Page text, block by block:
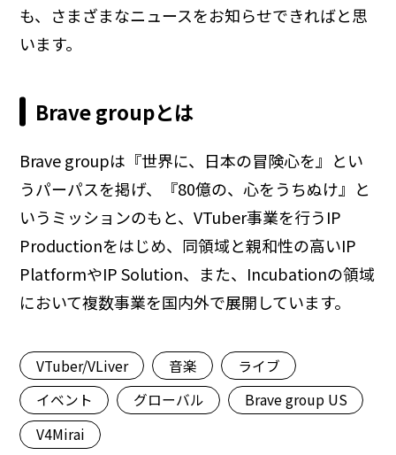
も、さまざまなニュースをお知らせできればと思
います。
Brave groupとは
Brave groupは『世界に、日本の冒険心を』とい
うパーパスを掲げ、『80億の、心をうちぬけ』と
いうミッションのもと、VTuber事業を行うIP
Productionをはじめ、同領域と親和性の高いIP
PlatformやIP Solution、また、Incubationの領域
において複数事業を国内外で展開しています。
VTuber/VLiver 音楽
ライブ
イベント
グローバル
Brave group US
V4Mirai